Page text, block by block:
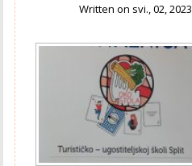
Written on svi., 02, 2023